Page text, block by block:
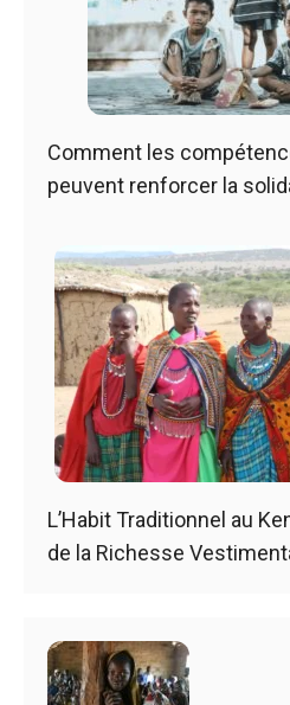
Comment les
peuvent renforcer la
L’Habit Traditionnel au
de la Richesse